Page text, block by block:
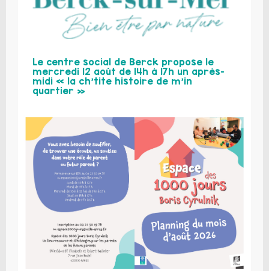
Le centre social de Berck propose le
mercredi 12 août de 14h à 17h un après-
midi « la ch’tite histoire de m’in
quartier »